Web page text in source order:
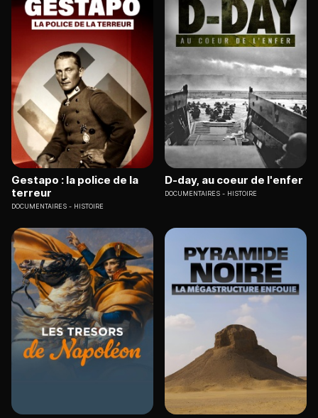
Gestapo : la police de la
terreur
DOCUMENTAIRES HISTOIRE
D-day, au coeur de l'enfer
DOCUMENTAIRES HISTOIRE